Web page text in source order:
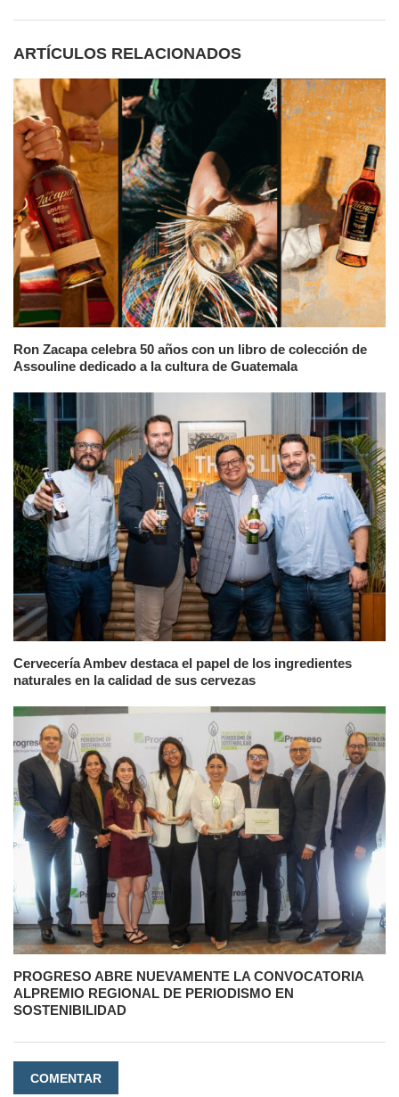
ARTÍCULOS RELACIONADOS
Ron Zacapa celebra 50 años con un libro de colección de
Assouline dedicado a la cultura de Guatemala
Cervecería Ambev destaca el papel de los ingredientes
naturales en la calidad de sus cervezas
PROGRESO ABRE NUEVAMENTE LA CONVOCATORIA
ALPREMIO REGIONAL DE PERIODISMO EN
SOSTENIBILIDAD
COMENTAR